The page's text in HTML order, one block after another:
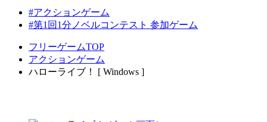
#アクションゲーム
#第1回1分ノベルコンテスト 参加ゲーム
フリーゲームTOP
アクションゲーム
ハローライブ！ [ Windows ]